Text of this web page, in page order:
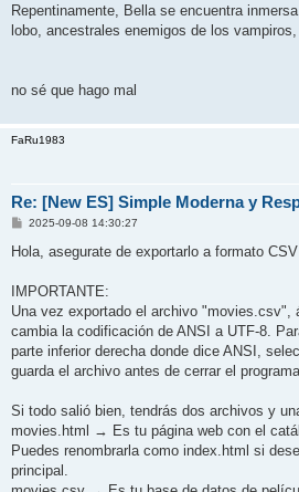
Repentinamente, Bella se encuentra
lobo, ancestrales enemigos de los vampiros,
no sé que hago mal
FaRu1983
Re: [New ES] Simple Moderna y
P
s
2025-09-08 14:30:27
Hola, asegurate de exportarlo a formato
IMPORTANTE:
Una vez exportado el archivo "movies.csv",
cambia la codificación de ANSI a UTF-8.
parte inferior derecha donde dice ANSI,
guarda el archivo antes de cerrar el
Si todo salió bien, tendrás dos archivos y
movies.html → Es tu página web con el
Puedes renombrarla como index.html si
principal.